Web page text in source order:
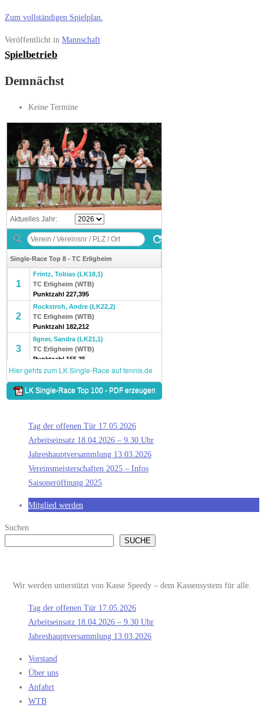
Zum vollständigen Spielplan.
Veröffentlicht in Mannschaft
Spielbetrieb
Demnächst
Keine Termine
Tag der offenen Tür 17.05.2026
Arbeitseinsatz 18.04.2026 – 9.30 Uhr
Jahreshauptversammlung 13.03.2026
Vereinsmeisterschaften 2025 – Infos
Saisoneröffnung 2025
Mitglied werden
Suchen
SUCHE
Wir werden unterstützt von Kasse Speedy – dem Kassensystem für alle.
Tag der offenen Tür 17.05.2026
Arbeitseinsatz 18.04.2026 – 9.30 Uhr
Jahreshauptversammlung 13.03.2026
Vorstand
Über uns
Anfahrt
WTB